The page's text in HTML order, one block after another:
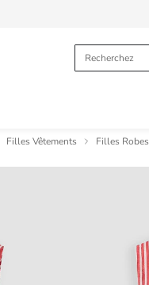
Filles Vêtements Filles Robes